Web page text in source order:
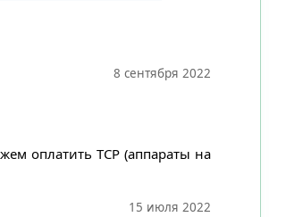
8 сентября 2022
оплатить ТСР (аппараты на
15 июля 2022